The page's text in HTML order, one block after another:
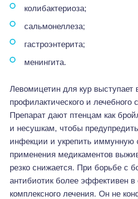
колибактериоза;
сальмонеллеза;
гастроэнтерита;
менингита.
Левомицетин для кур выступает
профилактического и лечебного
Препарат дают птенцам как
и несушкам, чтобы
инфекции и укрепить иммунную
применения медикаментов
резко снижается. При борьбе с
антибиотик более эффективен в
комплексного лечения. Он не